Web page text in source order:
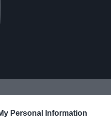
Personal Information
Google